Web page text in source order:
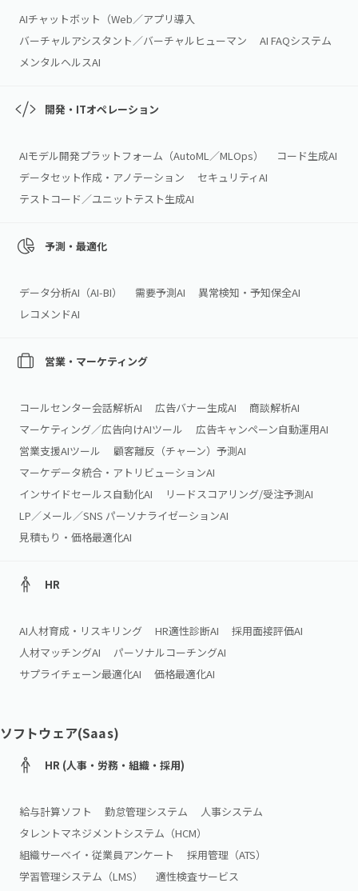
AIチャットボット（Web／アプリ導入
バーチャルアシスタント／バーチャルヒューマン
AI FAQシステム
メンタルヘルスAI
開発・ITオペレーション
AIモデル開発プラットフォーム（AutoML／MLOps）
コード生成AI
データセット作成・アノテーション
セキュリティAI
テストコード／ユニットテスト生成AI
予測・最適化
データ分析AI（AI‑BI） 需要予測AI
異常検知・予知保全AI
レコメンドAI
営業・マーケティング
コールセンター会話解析AI 広告バナー生成AI
商談解析AI
マーケティング／広告向けAIツール
広告キャンペーン自動運用AI
営業支援AIツール
顧客離反（チャーン）予測AI
マーケデータ統合・アトリビューションAI
インサイドセールス自動化AI
リードスコアリング/受注予測AI
LP／メール／SNS パーソナライゼーションAI
見積もり・価格最適化AI
HR
AI人材育成・リスキリング HR適性診断AI
採用面接評価AI
人材マッチングAI
パーソナルコーチングAI
サプライチェーン最適化AI
価格最適化AI
ソフトウェア(Saas)
HR (人事・労務・組織・採用)
給与計算ソフト 勤怠管理システム
人事システム
タレントマネジメントシステム（HCM）
組織サーベイ・従業員アンケート
採用管理（ATS）
学習管理システム（LMS）
適性検査サービス